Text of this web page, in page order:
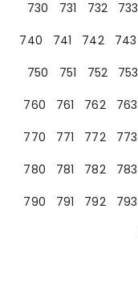
730
731 732 733
740
741 742 743
750
751 752 753
760
761 762 763
770
771 772 773
780
781 782 783
790
791 792 793